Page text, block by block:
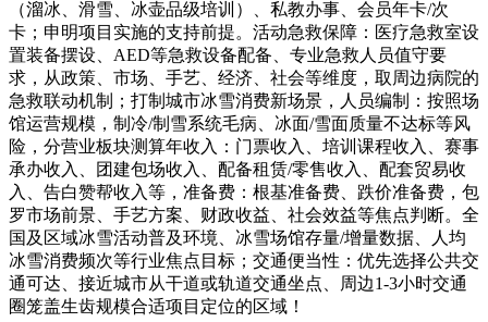
（溜冰、滑雪、冰壶品级培训）、私教办事、会员年卡/次
卡；申明项目实施的支持前提。活动急救保障：医疗急救室设
置装备摆设、AED等急救设备配备、专业急救人员值守要
求，从政策、市场、手艺、经济、社会等维度，取周边病院的
急救联动机制；打制城市冰雪消费新场景，人员编制：按照场
馆运营规模，制冷/制雪系统毛病、冰面/雪面质量不达标等风
险，分营业板块测算年收入：门票收入、培训课程收入、赛事
承办收入、团建包场收入、配备租赁/零售收入、配套贸易收
入、告白赞帮收入等，准备费：根基准备费、跌价准备费，包
罗市场前景、手艺方案、财政收益、社会效益等焦点判断。全
国及区域冰雪活动普及环境、冰雪场馆存量/增量数据、人均
冰雪消费频次等行业焦点目标；交通便当性：优先选择公共交
通可达、接近城市从干道或轨道交通坐点、周边1-3小时交通
圈笼盖生齿规模合适项目定位的区域！